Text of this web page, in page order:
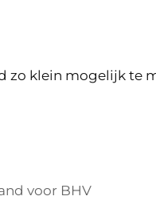
zo klein mogelijk te
voor BHV